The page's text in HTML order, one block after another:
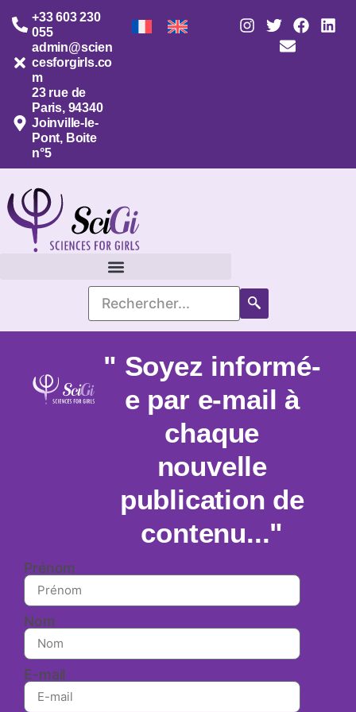
+33 603 230
055
admin@scien
cesforgirls.co
m
23 rue de
Paris, 94340
Joinville-le-
Pont, Boite
n°5
" Soyez informé-
e par e-mail à
chaque
nouvelle
publication de
contenu..."
Prénom
Nom
E-mail